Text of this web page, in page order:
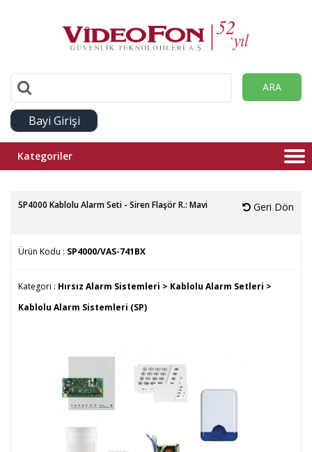
ARA
Bayi Girişi
Kategoriler
SP4000 Kablolu Alarm Seti - Siren Flaşör R.: Mavi Geri Dön
Ürün Kodu : SP4000/VAS-741BX
Kategori : Hırsız Alarm Sistemleri > Kablolu Alarm Setleri >
Kablolu Alarm Sistemleri (SP)